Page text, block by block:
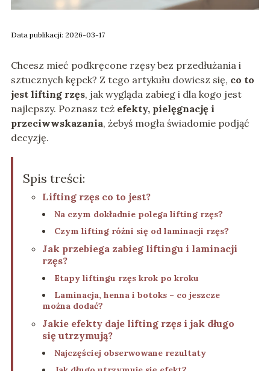
Data publikacji: 2026-03-17
Chcesz mieć podkręcone rzęsy bez przedłużania i
sztucznych kępek? Z tego artykułu dowiesz się, co to
jest lifting rzęs, jak wygląda zabieg i dla kogo jest
najlepszy. Poznasz też efekty, pielęgnację i
przeciwwskazania, żebyś mogła świadomie podjąć
decyzję.
Spis treści:
Lifting rzęs co to jest?
Na czym dokładnie polega lifting rzęs?
Czym lifting różni się od laminacji rzęs?
Jak przebiega zabieg liftingu i laminacji
rzęs?
Etapy liftingu rzęs krok po kroku
Laminacja, henna i botoks – co jeszcze
można dodać?
Jakie efekty daje lifting rzęs i jak długo
się utrzymują?
Najczęściej obserwowane rezultaty